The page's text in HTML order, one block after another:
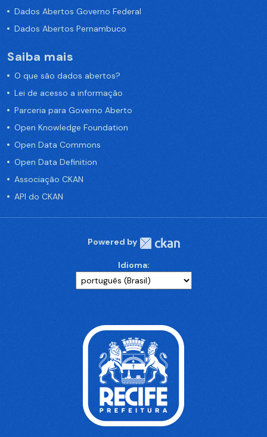
Dados Abertos Governo Federal
Dados Abertos Pernambuco
Saiba mais
O que são dados abertos?
Lei de acesso a informação
Parceria para Governo Aberto
Open Knowledge Foundation
Open Data Commons
Open Data Definition
Associação CKAN
API do CKAN
Powered by
Idioma